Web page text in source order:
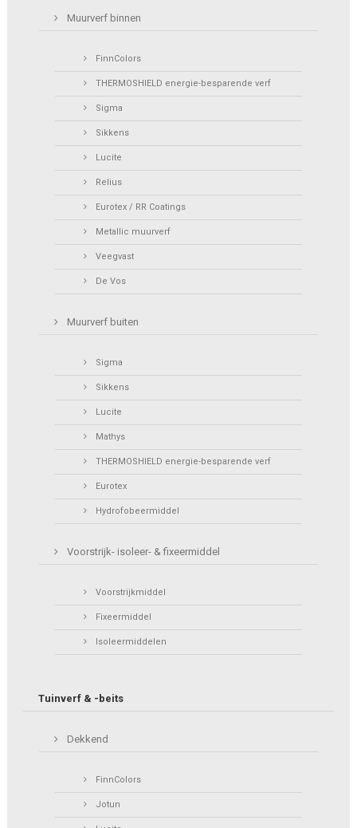
Muurverf binnen
FinnColors
THERMOSHIELD energie-besparende verf
Sigma
Sikkens
Lucite
Relius
Eurotex / RR Coatings
Metallic muurverf
Veegvast
De Vos
Muurverf buiten
Sigma
Sikkens
Lucite
Mathys
THERMOSHIELD energie-besparende verf
Eurotex
Hydrofobeermiddel
Voorstrijk- isoleer- & fixeermiddel
Voorstrijkmiddel
Fixeermiddel
Isoleermiddelen
Tuinverf & -beits
Dekkend
FinnColors
Jotun